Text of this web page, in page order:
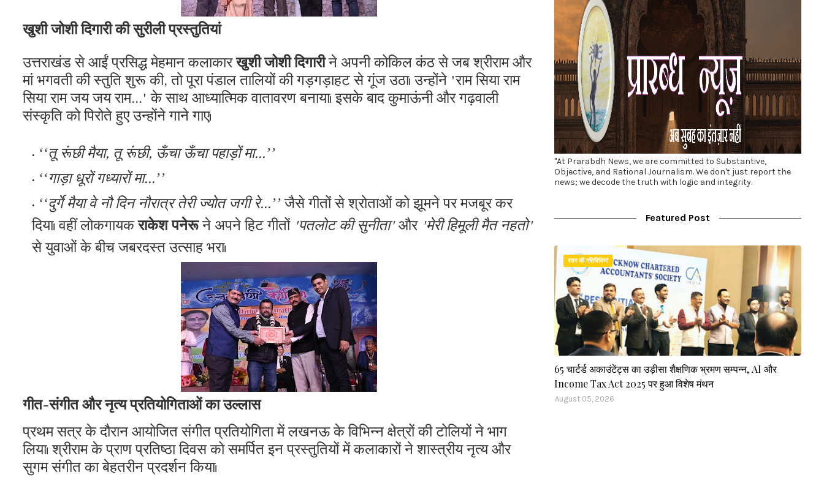
खुशी जोशी दिगारी की सुरीली प्रस्तुतियां
​उत्तराखंड से आईं प्रसिद्ध मेहमान कलाकारखुशी जोशी दिगारीने अपनी कोकिल कंठ से जब श्रीराम और
मां भगवती की स्तुति शुरू की, तो पूरा पंडाल तालियों की गड़गड़ाहट से गूंज उठा। उन्होंने 'राम सिया राम
सिया राम जय जय राम...' के साथ आध्यात्मिक वातावरण बनाया। इसके बाद कुमाऊंनी और गढ़वाली
संस्कृति को पिरोते हुए उन्होंने गाने गाए।
‘‘तू रूंछी मैया, तू रूंछी, ऊँचा ऊँचा पहाड़ों मा...’’
‘‘गाड़ा धूरों गध्यारों मा...’’
‘‘दुर्गे मैया वे नौ दिन नौरात्र तेरी ज्योत जगी रे...’’जैसे गीतों से श्रोताओं को झूमने पर मजबूर कर
दिया। वहीं लोकगायकराकेश पनेरूने अपने हिट गीतों 'पतलोट की सुनीता'और 'मेरी हिमूली मैत नहतो'
से युवाओं के बीच जबरदस्त उत्साह भरा।
गीत-संगीत और नृत्य प्रतियोगिताओं का उल्लास
​प्रथम सत्र के दौरान आयोजित संगीत प्रतियोगिता में लखनऊ के विभिन्न क्षेत्रों की टोलियों ने भाग
लिया। श्रीराम के प्राण प्रतिष्ठा दिवस को समर्पित इन प्रस्तुतियों में कलाकारों ने शास्त्रीय नृत्य और
सुगम संगीत का बेहतरीन प्रदर्शन किया।
"At Prarabdh News, we are committed to Substantive,
Objective, and Rational Journalism. We don't just report the
news; we decode the truth with logic and integrity.
Featured Post
शहर की गतिविधियां
65 चार्टर्ड अकाउंटेंट्स का उड़ीसा शैक्षणिक भ्रमण सम्पन्न, AI और
Income Tax Act 2025 पर हुआ विशेष मंथन
August 05, 2026